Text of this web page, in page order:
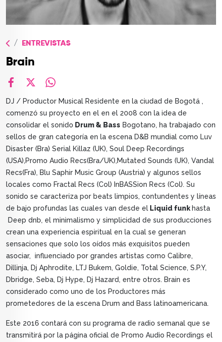
TOP
QUIÉNES SOMOS
CONTACTO
ENTREVISTAS
Brain
DJ / Productor Musical Residente en la ciudad de Bogotá ,
comenzó su proyecto en el en el 2008 con la idea de
consolidar el sonido Drum & Bass Bogotano, ha trabajado con
sellos de gran categoría en la escena D&B mundial como Luv
Disaster (Bra) Serial Killaz (UK), Soul Deep Recordings
(USA),Promo Audio Recs(Bra/UK),Mutated Sounds (UK), Vandal
Recs(Fra), Blu Saphir Music Group (Austria) y algunos sellos
locales como Fractal Recs (Col) InBASSion Recs (Col). Su
sonido se caracteriza por beats limpios, contundentes y líneas
de bajo profundas las cuales van desde el Liquid funkhasta
Deep dnb, el minimalismo y simplicidad de sus producciones
crean una experiencia espiritual en la cual se generan
sensaciones que solo los oídos más exquisitos pueden
asociar, influenciado por grandes artistas como Calibre,
Dillinja, Dj Aphrodite, LTJ Bukem, Goldie, Total Science, S.P.Y,
Dbridge, Seba, Dj Hype, Dj Hazard, entre otros. Brain es
considerado como uno de los Productores más
prometedores de la escena Drum and Bass latinoamericana.
Este 2016 contará con su programa de radio semanal que se
transmitirá por la página oficial de Promo Audio Recordings el